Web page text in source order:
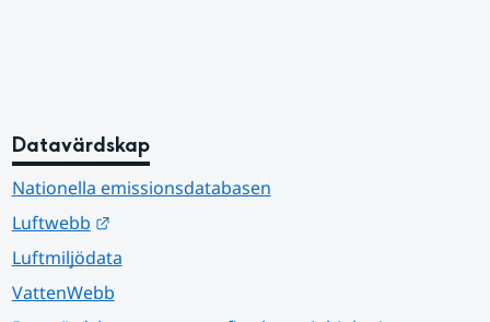
Datavärdskap
Nationella emissionsdatabasen
Luftwebb
Länk till annan webbplats.
Luftmiljödata
VattenWebb